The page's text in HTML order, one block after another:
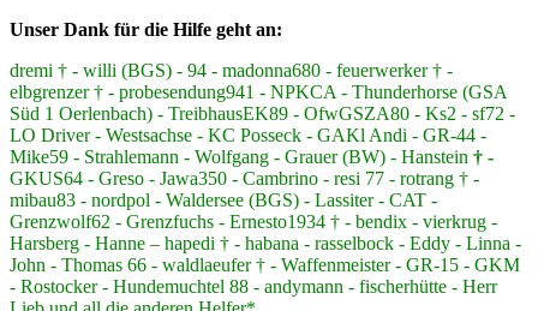
Unser Dank für die Hilfe geht an:
dremi † - willi (BGS) - 94 - madonna680 - feuerwerker † -
elbgrenzer † - probesendung941 - NPKCA - Thunderhorse (GSA
Süd 1 Oerlenbach) - TreibhausEK89 - OfwGSZA80 - Ks2 - sf72 -
LO Driver - Westsachse - KC Posseck - GAKl Andi - GR-44 -
Mike59 - Strahlemann - Wolfgang - Grauer (BW) - Hanstein † -
GKUS64 - Greso - Jawa350 - Cambrino - resi 77 - rotrang † -
mibau83 - nordpol - Waldersee (BGS) - Lassiter - CAT -
Grenzwolf62 - Grenzfuchs - Ernesto1934 † - bendix - vierkrug -
Harsberg - Hanne – hapedi † - habana - rasselbock - Eddy - Linna -
John - Thomas 66 - waldlaeufer † - Waffenmeister - GR-15 - GKM
- Rostocker - Hundemuchtel 88 - andymann - fischerhütte - Herr